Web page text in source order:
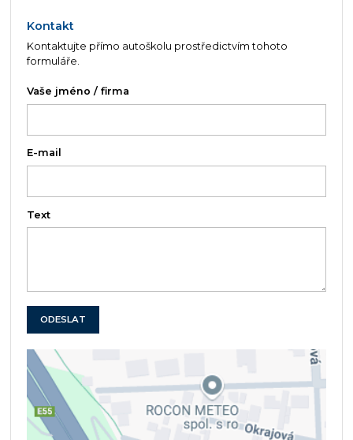
Kontakt
Kontaktujte přímo autoškolu prostředictvím tohoto
formuláře.
Vaše jméno / firma
E-mail
Text
ODESLAT